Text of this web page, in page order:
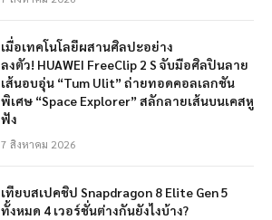
เมื่อเทคโนโลยีผสานศิลปะอย่าง
ลงตัว! HUAWEI FreeClip 2 S จับมือศิลปินลาย
เส้นอบอุ่น “Tum Ulit” ถ่ายทอดคอลเลกชัน
พิเศษ “Space Explorer” สลักลายเส้นบนเคสหู
ฟัง
7 สิงหาคม 2026
เทียบสเปคชิป Snapdragon 8 Elite Gen 5
ทั้งหมด 4 เวอร์ชั่นต่างกันยังไงบ้าง?